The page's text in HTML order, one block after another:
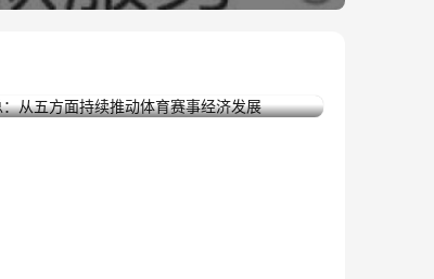
：从五方面持续推动体育赛事经济发展
9日